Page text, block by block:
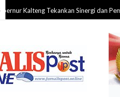
Tekankan Sinergi dan